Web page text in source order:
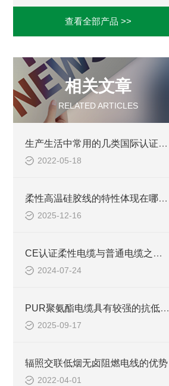
查看全部产品 >>
相关文章
RELATED ARTICLES
生产生活中常用的几类国际认证电线电缆绝缘材料
2022-05-18
柔性高温硅胶线的特性体现在哪些方面？
2025-12-16
CE认证柔性电缆与普通电缆之间的区别你知道么
2024-07-24
PUR聚氨酯电缆具有较强的抗低温性能
2025-09-17
辐照交联低烟无卤阻燃电线的优势
2022-04-01